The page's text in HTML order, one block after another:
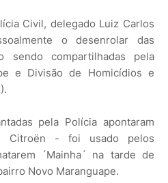
Civil, delegado Luiz Carlos
o desenrolar das
sendo compartilhadas pela
e Divisão de Homicídios e
pela Polícia apontaram
- foi usado pelos
´Mainha´ na tarde de
Novo Maranguape.